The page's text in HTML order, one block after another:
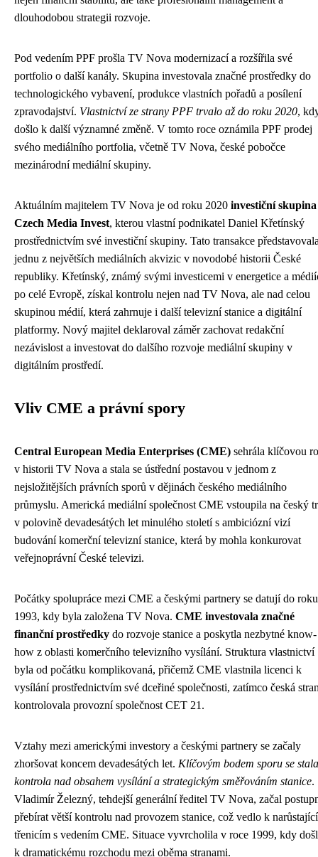
dlouhodobou strategii rozvoje.
Pod vedením PPF prošla TV Nova modernizací a rozšířila své
portfolio o další kanály. Skupina investovala značné prostředky do
technologického vybavení, produkce vlastních pořadů a posílení
zpravodajství. Vlastnictví ze strany PPF trvalo až do roku 2020,
došlo k další významné změně. V tomto roce oznámila PPF prodej
svého mediálního portfolia, včetně TV Nova, české pobočce
mezinárodní mediální skupiny.
Aktuálním majitelem TV Nova je od roku 2020 investiční skupina
Czech Media Invest, kterou vlastní podnikatel Daniel Křetínský
prostřednictvím své investiční skupiny. Tato transakce
jednu z největších mediálních akvizic v novodobé historii České
republiky. Křetínský, známý svými investicemi v energetice a
po celé Evropě, získal kontrolu nejen nad TV Nova, ale nad celou
skupinou médií, která zahrnuje i další televizní stanice a digitální
platformy. Nový majitel deklaroval záměr zachovat redakční
nezávislost a investovat do dalšího rozvoje mediální skupiny v
digitálním prostředí.
Vliv CME a právní spory
Central European Media Enterprises (CME) sehrála klíčovou
v historii TV Nova a stala se ústřední postavou v jednom z
nejsložitějších právních sporů v dějinách českého mediálního
průmyslu. Americká mediální společnost CME vstoupila na český
v polovině devadesátých let minulého století s ambiciózní vizí
budování komerční televizní stanice, která by mohla konkurovat
veřejnoprávní České televizi.
Počátky spolupráce mezi CME a českými partnery se datují do roku
1993, kdy byla založena TV Nova. CME investovala značné
finanční prostředky do rozvoje stanice a poskytla nezbytné know-
how z oblasti komerčního televizního vysílání. Struktura vlastnictví
byla od počátku komplikovaná, přičemž CME vlastnila licenci k
vysílání prostřednictvím své dceřiné společnosti, zatímco česká
kontrolovala provozní společnost CET 21.
Vztahy mezi americkými investory a českými partnery se začaly
zhoršovat koncem devadesátých let. Klíčovým bodem sporu se stala
kontrola nad obsahem vysílání a strategickým směřováním stanice.
Vladimír Železný, tehdejší generální ředitel TV Nova, začal
přebírat větší kontrolu nad provozem stanice, což vedlo k
třenicím s vedením CME. Situace vyvrcholila v roce 1999, kdy
k dramatickému rozchodu mezi oběma stranami.